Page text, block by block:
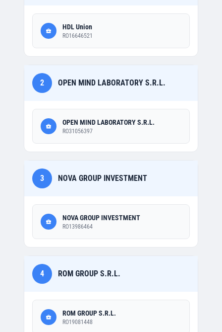
HDL Union
RO16646521
2 OPEN MIND LABORATORY S.R.L.
OPEN MIND LABORATORY S.R.L.
RO31056397
3 NOVA GROUP INVESTMENT
NOVA GROUP INVESTMENT
RO13986464
4 ROM GROUP S.R.L.
ROM GROUP S.R.L.
RO19081448